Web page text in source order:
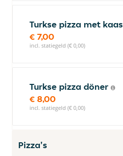
Turkse pizza met kaas
€ 7,00
incl. statiegeld (€ 0,00)
Turkse pizza döner
€ 8,00
incl. statiegeld (€ 0,00)
Pizza's